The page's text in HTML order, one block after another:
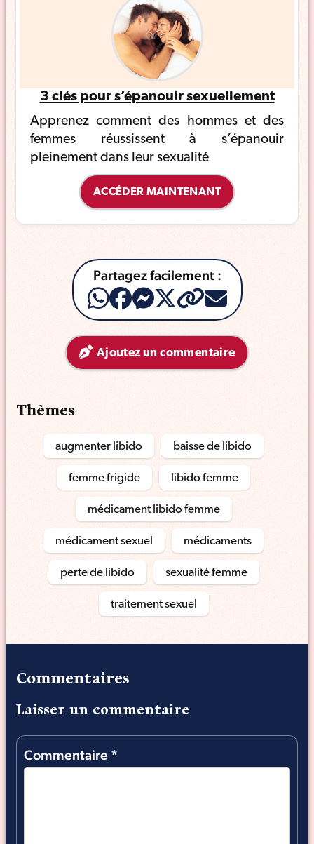
3 clés pour s’épanouir sexuellement
Apprenez comment des hommes et des
femmes réussissent à s’épanouir
pleinement dans leur sexualité
ACCÉDER MAINTENANT
Partagez facilement :
Ajoutez un commentaire
Thèmes
augmenter libido baisse de libido
femme frigide libido femme
médicament libido femme
médicament sexuel médicaments
perte de libido sexualité femme
traitement sexuel
Commentaires
Laisser un commentaire
Commentaire *